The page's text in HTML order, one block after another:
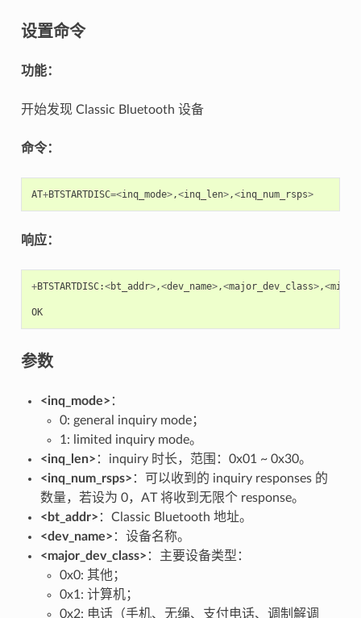
设置命令
功能：
开始发现 Classic Bluetooth 设备
命令：
AT+BTSTARTDISC=<inq_mode>,<inq_len>,<inq_num_rsps>
响应：
+BTSTARTDISC:<bt_addr>,<dev_name>,<major_dev_class>,<
OK
参数
<inq_mode> ：
0: general inquiry mode；
1: limited inquiry mode。
<inq_len> ：inquiry 时长，范围：0x01 ~ 0x30。
<inq_num_rsps> ：可以收到的 inquiry responses 的
数量，若设为 0，AT 将收到无限个 response。
<bt_addr> ：Classic Bluetooth 地址。
<dev_name> ：设备名称。
<major_dev_class> ：主要设备类型：
0x0: 其他；
0x1: 计算机；
0x2: 电话（手机、无绳、支付电话、调制解调